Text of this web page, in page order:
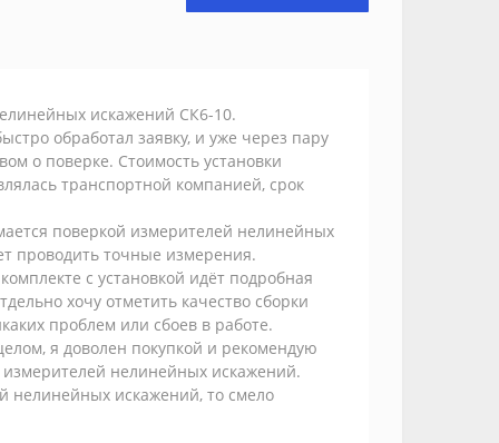
искажений СК6-10.
обработал заявку, и уже через пару
о поверке. Стоимость установки
транспортной компанией, срок
поверкой измерителей нелинейных
проводить точные измерения.
с установкой идёт подробная
хочу отметить качество сборки
проблем или сбоев в работе.
я доволен покупкой и рекомендую
нелинейных искажений.
нелинейных искажений, то смело